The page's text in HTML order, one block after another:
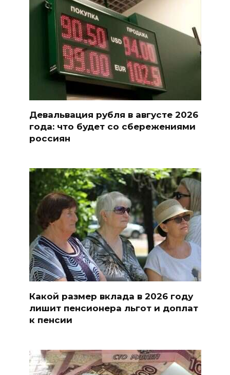
Девальвация рубля в августе 2026
года: что будет со сбережениями
россиян
Какой размер вклада в 2026 году
лишит пенсионера льгот и доплат
к пенсии